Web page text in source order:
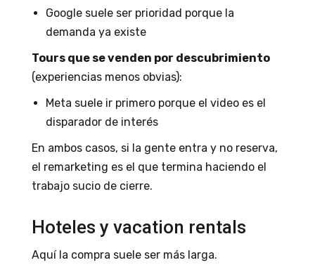
Google suele ser prioridad porque la
demanda ya existe
Tours que se venden por descubrimiento
(experiencias menos obvias):
Meta suele ir primero porque el video es el
disparador de interés
En ambos casos, si la gente entra y no reserva,
el remarketing es el que termina haciendo el
trabajo sucio de cierre.
Hoteles y vacation rentals
Aquí la compra suele ser más larga.